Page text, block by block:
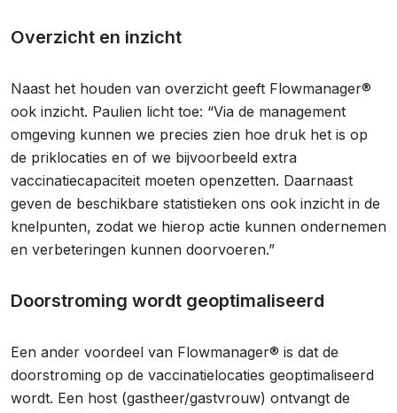
Overzicht en inzicht
Naast het houden van overzicht geeft Flowmanager®
ook inzicht. Paulien licht toe: “Via de management
omgeving kunnen we precies zien hoe druk het is op
de priklocaties en of we bijvoorbeeld extra
vaccinatiecapaciteit moeten openzetten. Daarnaast
geven de beschikbare statistieken ons ook inzicht in de
knelpunten, zodat we hierop actie kunnen ondernemen
en verbeteringen kunnen doorvoeren.”
Doorstroming wordt geoptimaliseerd
Een ander voordeel van Flowmanager® is dat de
doorstroming op de vaccinatielocaties geoptimaliseerd
wordt. Een host (gastheer/gastvrouw) ontvangt de